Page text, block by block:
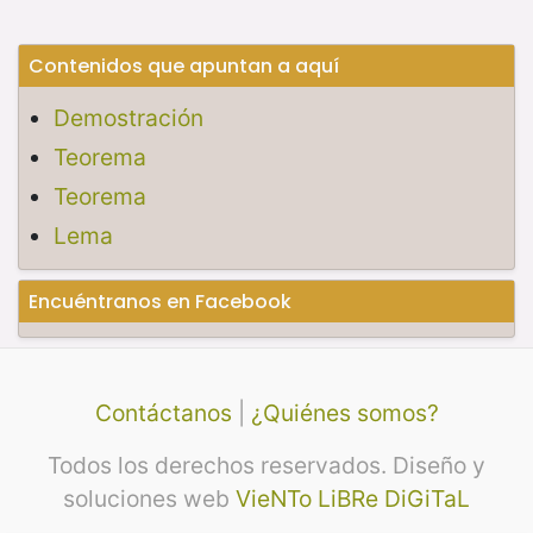
Contenidos que apuntan a aquí
Demostración
Teorema
Teorema
Lema
Encuéntranos en Facebook
Contáctanos
¿Quiénes somos?
Todos los derechos reservados. Diseño y
soluciones web VieNTo LiBRe DiGiTaL